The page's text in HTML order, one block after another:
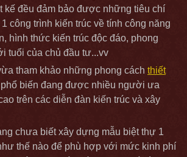
kế đều đảm bảo được những tiêu chí
công trình kiến trúc về tính công năng
hình thức kiến trúc độc đáo, phong
tuổi của chủ đầu tư...vv
tham khảo những phong cách thiết
phổ biến đang được nhiều người ưa
trên các diễn đàn kiến trúc và xây
chưa biết xây dựng mẫu biệt thự 1
thế nào để phù hợp với mức kinh phí